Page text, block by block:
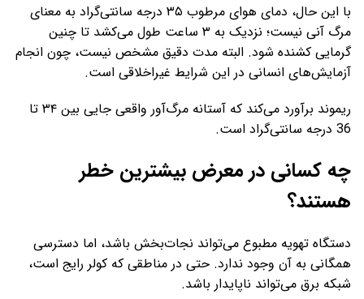
با این حال، دمای هوای مرطوب ۳۵ درجه سانتی‌گراد به معنای
مرگ آنی نیست؛ نزدیک به ۳ ساعت طول می‌کشد تا چنین
گرمایی کشنده شود. البته مدت دقیق مشخص نیست، چون انجام
آزمایش‌های انسانی در این شرایط غیراخلاقی است.
ریموند برآورد می‌کند که آستانه مرگ‌آور واقعی جایی بین ۳۴ تا
36 درجه سانتی‌گراد است.
چه کسانی در معرض بیشترین خطر
هستند؟
دستگاه تهویه مطبوع می‌تواند نجات‌بخش باشد، اما دسترسی
همگانی به آن وجود ندارد. حتی در مناطقی که کولر رایج است،
شبکه برق می‌تواند ناپایدار باشد.